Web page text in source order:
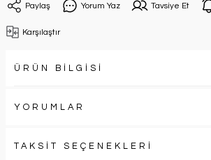
Paylaş Yorum Yaz Tavsiye Et
Karşılaştır
ÜRÜN BİLGİSİ
YORUMLAR
TAKSİT SEÇENEKLERİ